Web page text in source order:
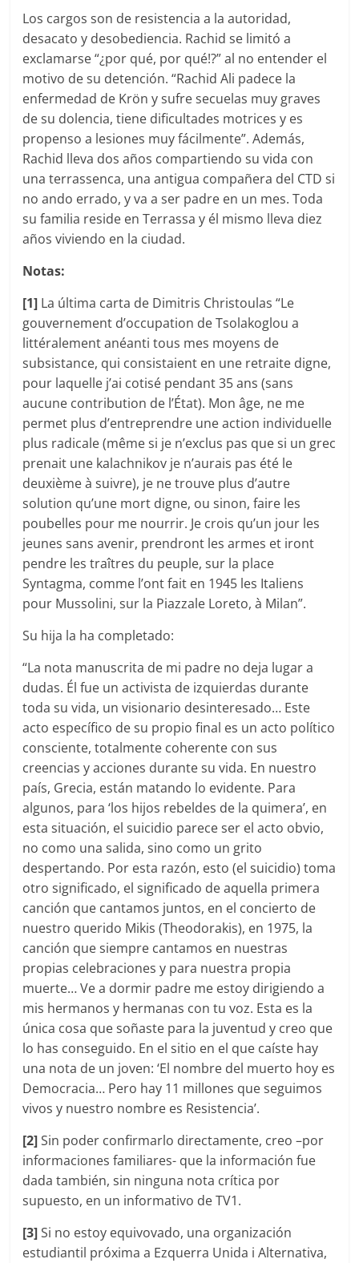
Los cargos son de resistencia a la autoridad,
desacato y desobediencia. Rachid se limitó a
exclamarse “¿por qué, por qué!?” al no entender el
motivo de su detención. “Rachid Ali padece la
enfermedad de Krön y sufre secuelas muy graves
de su dolencia, tiene dificultades motrices y es
propenso a lesiones muy fácilmente”. Además,
Rachid lleva dos años compartiendo su vida con
una terrassenca, una antigua compañera del CTD si
no ando errado, y va a ser padre en un mes. Toda
su familia reside en Terrassa y él mismo lleva diez
años viviendo en la ciudad.
Notas:
[1] La última carta de Dimitris Christoulas “Le
gouvernement d’occupation de Tsolakoglou a
littéralement anéanti tous mes moyens de
subsistance, qui consistaient en une retraite digne,
pour laquelle j’ai cotisé pendant 35 ans (sans
aucune contribution de l’État). Mon âge, ne me
permet plus d’entreprendre une action individuelle
plus radicale (même si je n’exclus pas que si un grec
prenait une kalachnikov je n’aurais pas été le
deuxième à suivre), je ne trouve plus d’autre
solution qu’une mort digne, ou sinon, faire les
poubelles pour me nourrir. Je crois qu’un jour les
jeunes sans avenir, prendront les armes et iront
pendre les traîtres du peuple, sur la place
Syntagma, comme l’ont fait en 1945 les Italiens
pour Mussolini, sur la Piazzale Loreto, à Milan”.
Su hija la ha completado:
“La nota manuscrita de mi padre no deja lugar a
dudas. Él fue un activista de izquierdas durante
toda su vida, un visionario desinteresado… Este
acto específico de su propio final es un acto político
consciente, totalmente coherente con sus
creencias y acciones durante su vida. En nuestro
país, Grecia, están matando lo evidente. Para
algunos, para ‘los hijos rebeldes de la quimera’, en
esta situación, el suicidio parece ser el acto obvio,
no como una salida, sino como un grito
despertando. Por esta razón, esto (el suicidio) toma
otro significado, el significado de aquella primera
canción que cantamos juntos, en el concierto de
nuestro querido Mikis (Theodorakis), en 1975, la
canción que siempre cantamos en nuestras
propias celebraciones y para nuestra propia
muerte… Ve a dormir padre me estoy dirigiendo a
mis hermanos y hermanas con tu voz. Esta es la
única cosa que soñaste para la juventud y creo que
lo has conseguido. En el sitio en el que caíste hay
una nota de un joven: ‘El nombre del muerto hoy es
Democracia… Pero hay 11 millones que seguimos
vivos y nuestro nombre es Resistencia’.
[2]Sin poder confirmarlo directamente, creo –por
informaciones familiares- que la información fue
dada también, sin ninguna nota crítica por
supuesto, en un informativo de TV1.
[3]Si no estoy equivovado, una organización
estudiantil próxima a Ezquerra Unida i Alternativa,